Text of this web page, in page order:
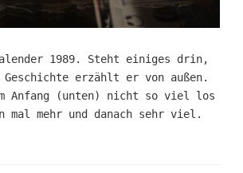
1989. Steht einiges drin,
erzählt er von außen.
Anfang (unten) nicht so viel los
mal mehr und danach sehr viel.